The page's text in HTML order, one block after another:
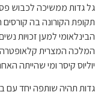
גל גדות ממשיכה לכבוש
תקופת הקורונה בה קורסים
הבינלאומי למען זכויות
המלכה המצרית
יוליוס קיסר ומי שהייתה
גדות תהיה שותפה יחד עם